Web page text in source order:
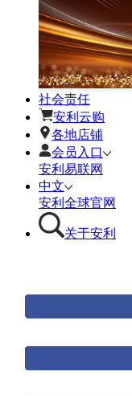
社会责任
安利云购
各地店铺
会员入口
安利易联网
中文
安利全球官网
关于安利